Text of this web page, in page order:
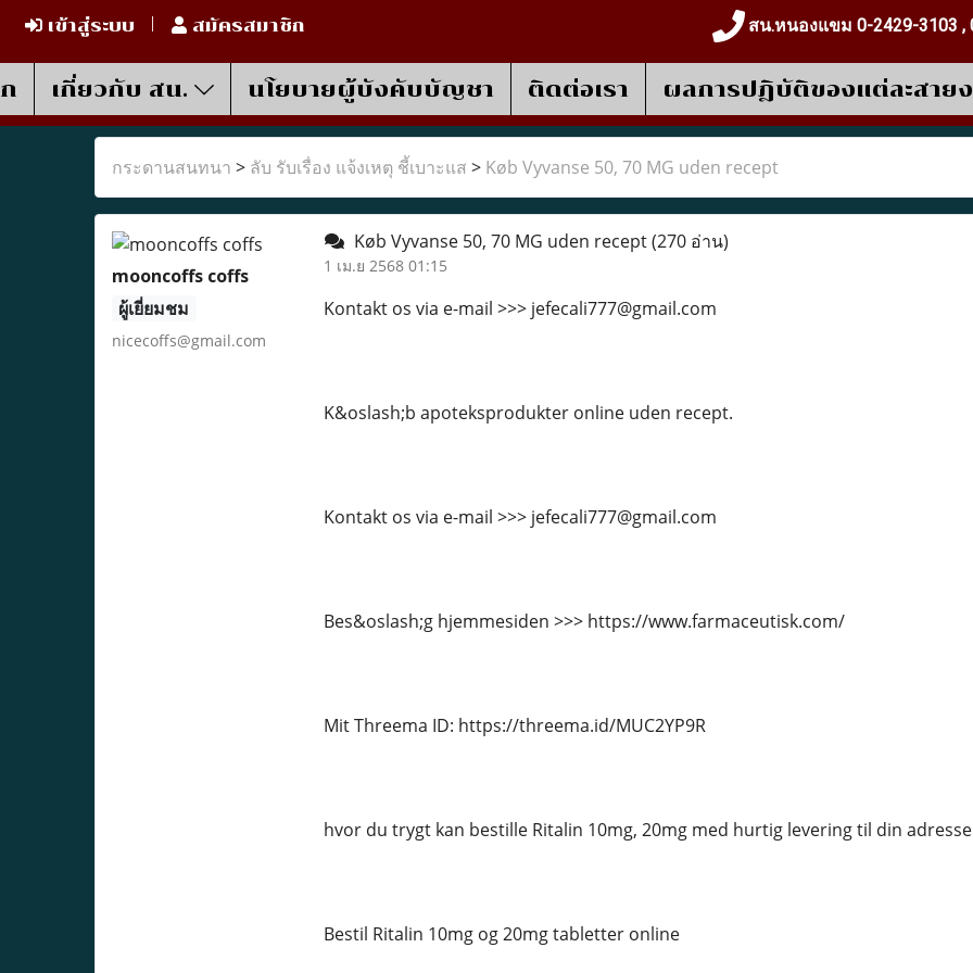
เข้าสู่ระบบ สมัครสมาชิก สน.หนองแขม 0-2429-3103 ,
เกี่ยวกับ สน. นโยบายผู้บังคับบัญชา ติดต่อเรา ผลการปฎิบัติของแต่ละสาย
กระดานสนทนา > ลับ รับเรื่อง แจ้งเหตุ ชี้เบาะแส > Køb Vyvanse 50, 70 MG uden recept
mooncoffs coffs
ผู้เยี่ยมชม
nicecoffs@gmail.com
Køb Vyvanse 50, 70 MG uden recept(270 อ่าน)
1 เม.ย 2568 01:15
Kontakt os via e-mail >>> jefecali777@gmail.com
K&oslash;b apoteksprodukter online uden recept.
Kontakt os via e-mail >>> jefecali777@gmail.com
Bes&oslash;g hjemmesiden >>> https://www.farmaceutisk.com/
Mit Threema ID: https://threema.id/MUC2YP9R
hvor du trygt kan bestille Ritalin 10mg, 20mg med hurtig levering til din
Bestil Ritalin 10mg og 20mg tabletter online